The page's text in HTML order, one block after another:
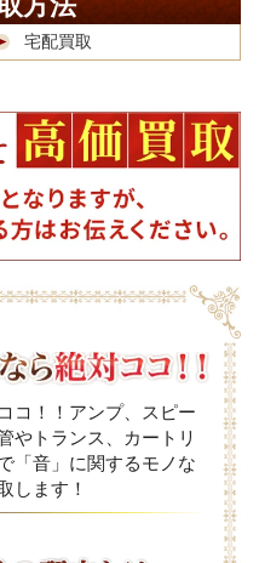
宅配買取
コ！！アンプ、スピー
やトランス、カートリ
「音」に関するモノな
します！